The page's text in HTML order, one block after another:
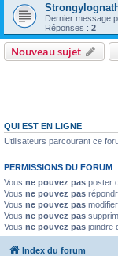
Dernier message
Réponses : 2
Nouveau sujet
QUI EST EN LIGNE
Utilisateurs parcourant ce
PERMISSIONS DU FORUM
Vous ne pouvez pas poster
Vous ne pouvez pas
Vous ne pouvez pas
Vous ne pouvez pas
Vous ne pouvez pas joindre
Index du forum